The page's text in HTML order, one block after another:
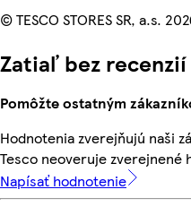
© TESCO STORES SR, a.s.
Zatiaľ bez recenzií
Pomôžte ostatným
Hodnotenia zverejňujú naši
Tesco neoveruje zverejnené
Napísať hodnotenie